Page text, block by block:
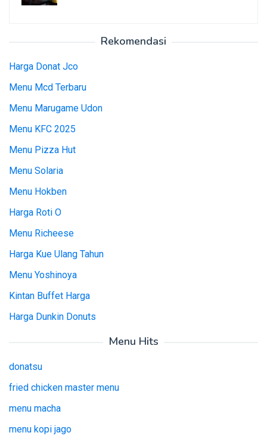
Rekomendasi
Harga Donat Jco
Menu Mcd Terbaru
Menu Marugame Udon
Menu KFC 2025
Menu Pizza Hut
Menu Solaria
Menu Hokben
Harga Roti O
Menu Richeese
Harga Kue Ulang Tahun
Menu Yoshinoya
Kintan Buffet Harga
Harga Dunkin Donuts
Menu Hits
donatsu
fried chicken master menu
menu macha
menu kopi jago